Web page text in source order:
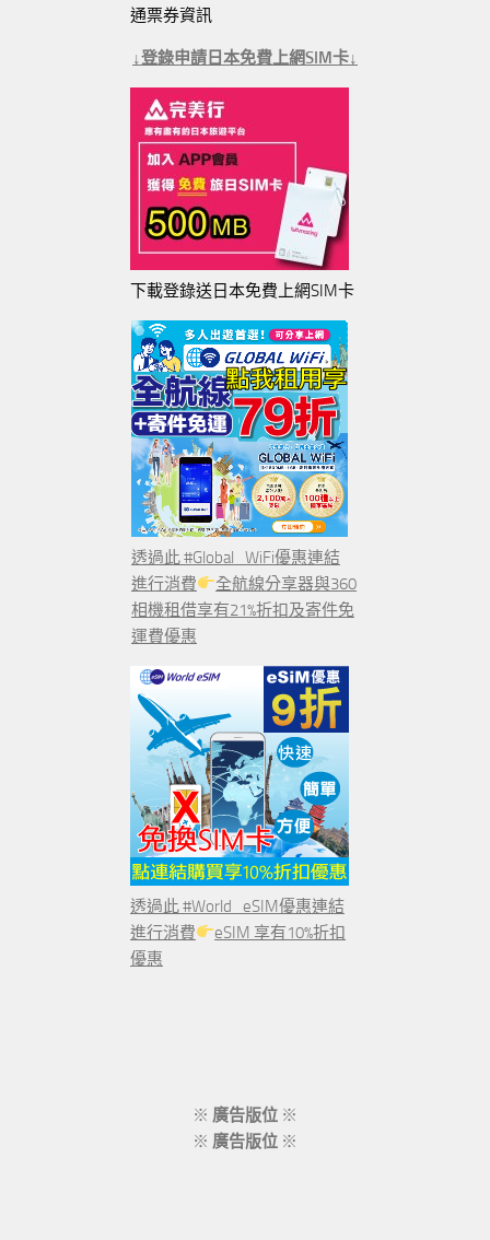
通票券資訊
↓登錄申請日本免費上網SIM卡↓
下載登錄送日本免費上網SIM卡
透過此 #Global_WiFi優惠連結
進行消費
全航線分享器與360
相機租借享有21%折扣及寄件免
運費優惠
透過此 #World_eSIM優惠連結
進行消費
eSIM 享有10%折扣
優惠
※ 廣告版位 ※
※ 廣告版位 ※